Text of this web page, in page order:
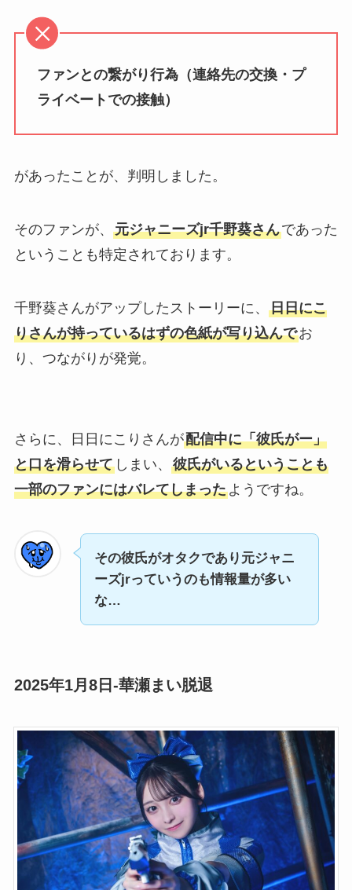
ファンとの繋がり行為（連絡先の交換・プ
ライベートでの接触）
があったことが、判明しました。
そのファンが、 元ジャニーズjr千野葵さんであった
ということも特定されております。
千野葵さんがアップしたストーリーに、 日日にこ
りさんが持っているはずの色紙が写り込んでお
り、つながりが発覚。
さらに、日日にこりさんが配信中に「彼氏がー」
と口を滑らせてしまい、 彼氏がいるということも
一部のファンにはバレてしまったようですね。
その彼氏がオタクであり元ジャニ
ーズjrっていうのも情報量が多い
な…
2025年1月8日-華瀬まい脱退